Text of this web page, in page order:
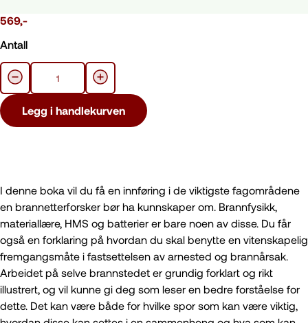
569,-
Antall
Legg i handlekurven
I denne boka vil du få en innføring i de viktigste fagområdene
en brannetterforsker bør ha kunnskaper om. Brannfysikk,
materiallære, HMS og batterier er bare noen av disse. Du får
også en forklaring på hvordan du skal benytte en vitenskapelig
fremgangsmåte i fastsettelsen av arnested og brannårsak.
Arbeidet på selve brannstedet er grundig forklart og rikt
illustrert, og vil kunne gi deg som leser en bedre forståelse for
dette. Det kan være både for hvilke spor som kan være viktig,